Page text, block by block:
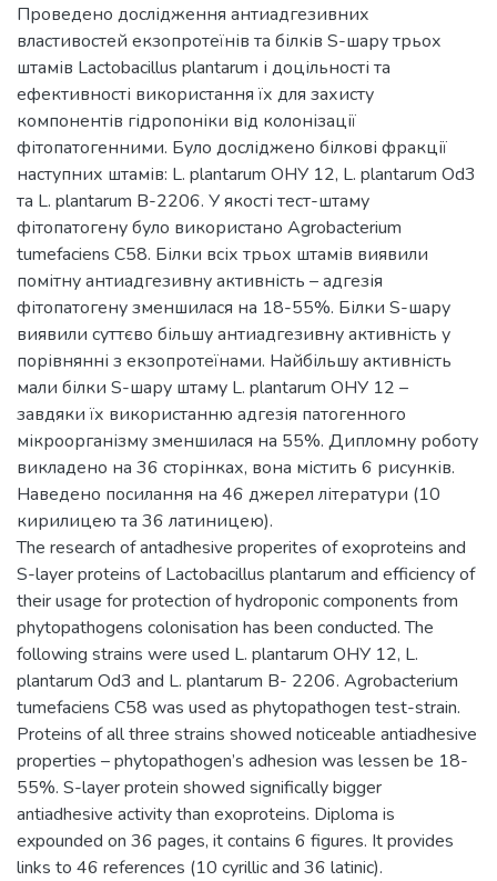
Проведено дослідження антиадгезивних
властивостей екзопротеїнів та білків S-шару трьох
штамів Lactobacillus plantarum і доцільності та
ефективності використання їх для захисту
компонентів гідропоніки від колонізації
фітопатогенними. Було досліджено білкові фракції
наступних штамів: L. plantarum ОНУ 12, L. plantarum Od3
та L. plantarum В-2206. У якості тест-штаму
фітопатогену було використано Agrobacterium
tumefaciens C58. Білки всіх трьох штамів виявили
помітну антиадгезивну активність – адгезія
фітопатогену зменшилася на 18-55%. Білки S-шару
виявили суттєво більшу антиадгезивну активність у
порівнянні з екзопротеїнами. Найбільшу активність
мали білки S-шару штаму L. plantarum ОНУ 12 –
завдяки їх використанню адгезія патогенного
мікроорганізму зменшилася на 55%. Дипломну роботу
викладено на 36 сторінках, вона містить 6 рисунків.
Наведено посилання на 46 джерел літератури (10
кирилицею та 36 латиницею).
The research of antadhesive properites of exoproteins and
S-layer proteins of Lactobacillus plantarum and efficiency of
their usage for protection of hydroponic components from
phytopathogens colonisation has been conducted. The
following strains were used L. plantarum ОНУ 12, L.
plantarum Od3 and L. plantarum В- 2206. Agrobacterium
tumefaciens C58 was used as phytopathogen test-strain.
Proteins of all three strains showed noticeable antiadhesive
properties – phytopathogen’s adhesion was lessen be 18-
55%. S-layer protein showed significally bigger
antiadhesive activity than exoproteins. Diploma is
expounded on 36 pages, it contains 6 figures. It provides
links to 46 references (10 cyrillic and 36 latinic).